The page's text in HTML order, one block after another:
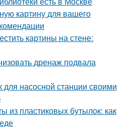
картину для вашего
картины на стене:
дренаж подвала
для насосной станции своими
из пластиковых бутылок: как